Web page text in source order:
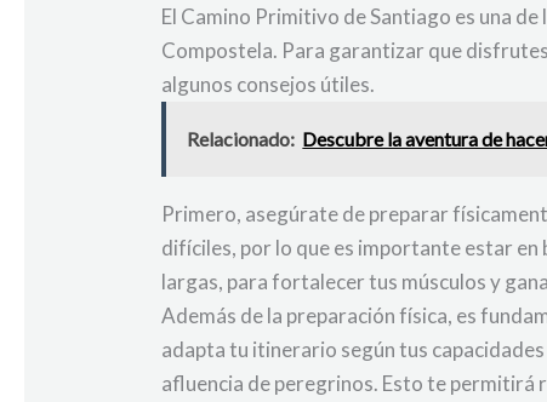
El Camino Primitivo de Santiago es una
Compostela. Para garantizar que
algunos consejos útiles.
Relacionado: Descubre la aventura de
Primero, asegúrate de preparar
difíciles, por lo que es importante estar
largas, para fortalecer tus músculos y
Además de la preparación física, es
adapta tu itinerario según tus
afluencia de peregrinos. Esto te permitirá